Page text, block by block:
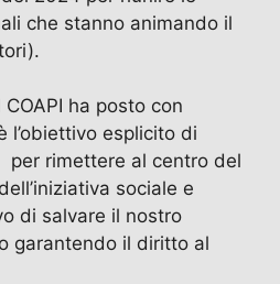
che stanno animando il
ha posto con
l’obiettivo esplicito di
per rimettere al centro del
sociale e
di salvare il nostro
garantendo il diritto al